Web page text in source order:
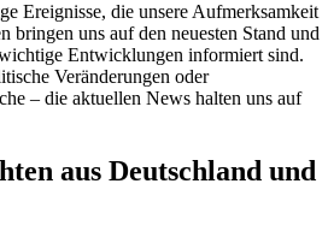
Ereignisse, die unsere Aufmerksamkeit
bringen uns auf den neuesten Stand und
Entwicklungen informiert sind.
Veränderungen oder
– die aktuellen News halten uns auf
aus Deutschland und